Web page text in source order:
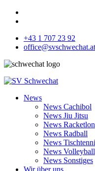
+43 1 707 23 92
office@svschwechat.at
News
News Cachibol
News Jiu Jitsu
News Racketlon
News Radball
News
News Volleyball
News Sonstiges
Wir über uns